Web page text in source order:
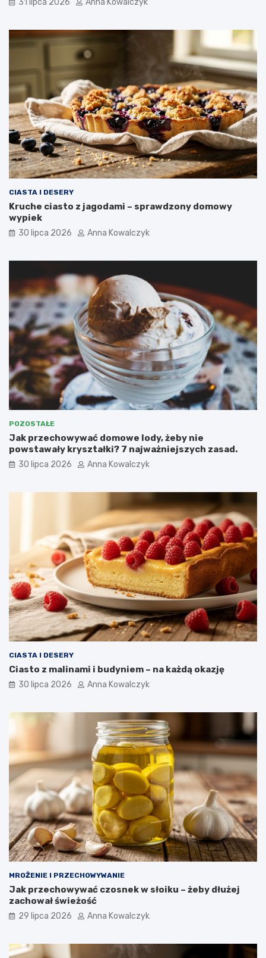
CIASTA I DESERY
Kruche ciasto z jagodami – sprawdzony domowy
wypiek
30 lipca 2026 Anna Kowalczyk
POZOSTAŁE
Jak przechowywać domowe lody, żeby nie
powstawały kryształki? 7 najważniejszych zasad.
30 lipca 2026 Anna Kowalczyk
CIASTA I DESERY
Ciasto z malinami i budyniem – na każdą okazję
30 lipca 2026 Anna Kowalczyk
MROŻENIE I PRZECHOWYWANIE
Jak przechowywać czosnek w słoiku – żeby dłużej
zachował świeżość
29 lipca 2026 Anna Kowalczyk